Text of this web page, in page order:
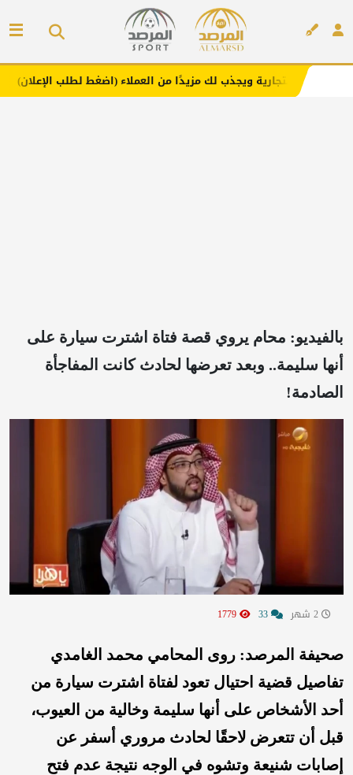
مفارش ويجذب لك مزيدًا من العملاء (اضغط لطلب الإعلان)
بالفيديو: محام يروي قصة فتاة اشترت سيارة على
أنها سليمة.. وبعد تعرضها لحادث كانت المفاجأة
الصادمة!
صحيفة المرصد: روى المحامي محمد الغامدي
تفاصيل قضية احتيال تعود لفتاة اشترت سيارة من
أحد الأشخاص على أنها سليمة وخالية من العيوب،
قبل أن تتعرض لاحقًا لحادث مروري أسفر عن
إصابات شنيعة وتشوه في الوجه نتيجة عدم فتح